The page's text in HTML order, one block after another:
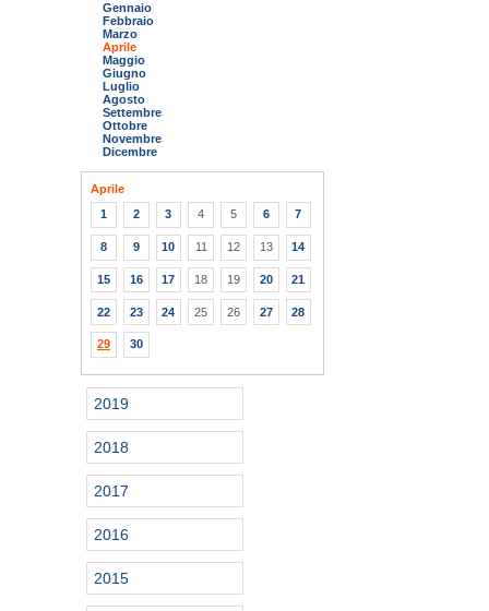
Gennaio
Febbraio
Marzo
Aprile
Maggio
Giugno
Luglio
Agosto
Settembre
Ottobre
Novembre
Dicembre
Aprile
1
2 3 4 5 6 7
8 9 10 11 12 13 14
15 16 17 18 19 20 21
22 23 24 25 26 27 28
29 30
2019
2018
2017
2016
2015